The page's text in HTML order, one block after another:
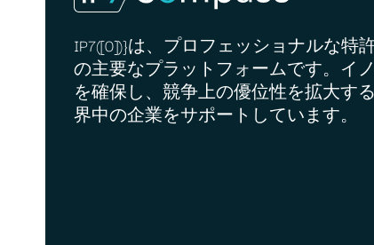
IP7([0])}は、プロフェッショナルな特
の主要なプラットフォームです。イ
を確保し、競争上の優位性を拡大す
界中の企業をサポートしています。